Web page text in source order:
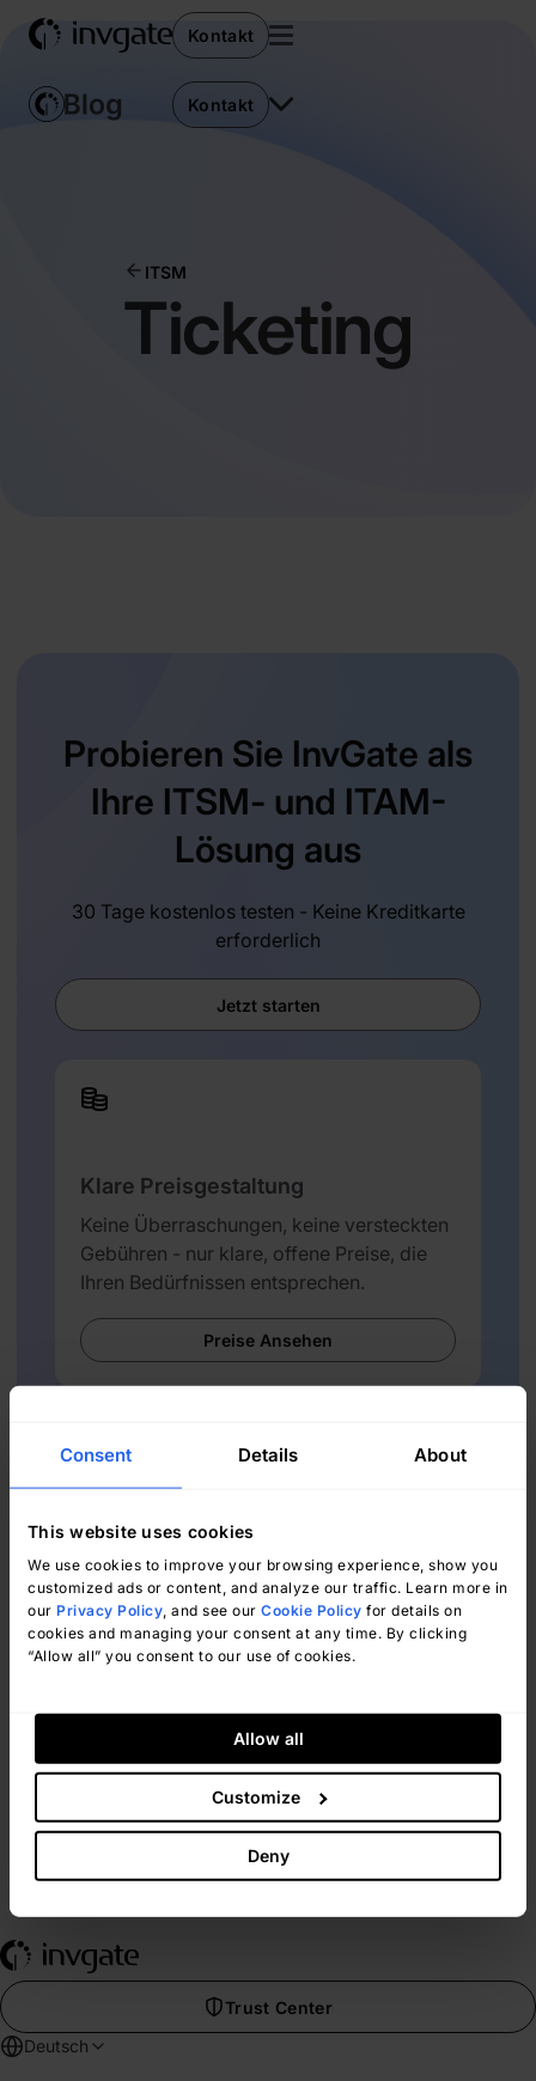
Consent Details About
This website uses cookies
We use cookies to improve your browsing experience, show you
customized ads or content, and analyze our traffic. Learn more in
our Privacy Policy , and see our Cookie Policy for details on
cookies and managing your consent at any time. By clicking
“Allow all” you consent to our use of cookies.
Allow all
Customize
Deny
Kontakt
Kontakt
ITSM
Ticketing
Probieren Sie InvGate als
Ihre ITSM- und ITAM-
Lösung aus
30 Tage kostenlos testen - Keine Kreditkarte
erforderlich
Jetzt starten
Klare Preisgestaltung
Keine Überraschungen, keine versteckten
Gebühren - nur klare, offene Preise, die
Ihren Bedürfnissen entsprechen.
Preise Ansehen
Einfache Migration
Unser Team sorgt dafür, dass Ihr
Übergang zu InvGate schnell, reibungslos
und problemlos verläuft.
Trust Center
Deutsch